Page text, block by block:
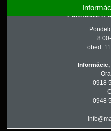
PORADÍME A
obed:
0918
0948